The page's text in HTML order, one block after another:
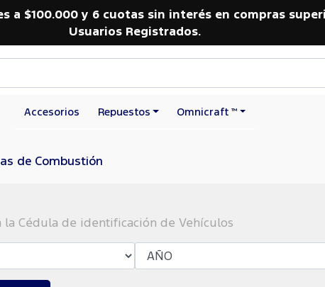
$100.000 y 6 cuotas sin interés en compras
Usuarios Registrados.
Accesorios Repuestos Omnicraft ™
de Combustión
la Cédula de identificación de Vehículos